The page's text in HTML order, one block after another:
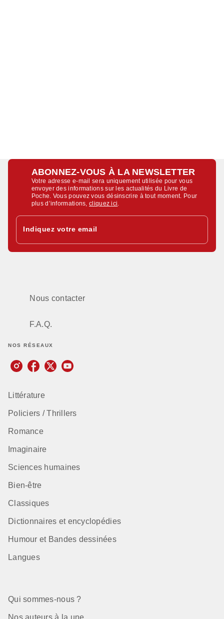
ABONNEZ-VOUS À LA NEWSLETTER
Votre adresse e-mail sera uniquement utilisée pour vous
envoyer des informations sur les actualités du Livre de
Poche. Vous pouvez vous désinscrire à tout moment. Pour
plus d’informations,cliquez ici
Indiquez votre email
Nous contacter
F.A.Q.
NOS RÉSEAUX
Littérature
Policiers / Thrillers
Romance
Imaginaire
Sciences humaines
Bien-être
Classiques
Dictionnaires et encyclopédies
Humour et Bandes dessinées
Langues
Qui sommes-nous ?
Nos auteurs à la une